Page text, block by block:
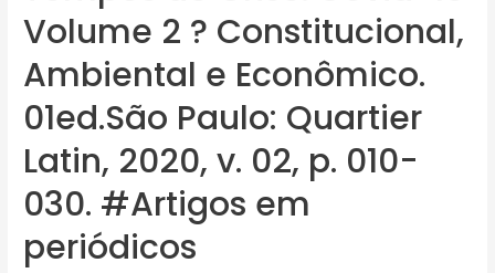
Volume 2 ? Constitucional,
Ambiental e Econômico.
01ed.São Paulo: Quartier
Latin, 2020, v. 02, p. 010-
030. #Artigos em
periódicos